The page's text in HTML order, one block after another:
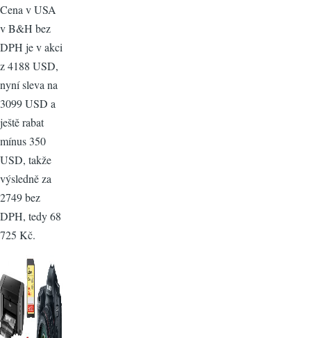
Cena v USA
v B&H bez
DPH je v akci
z 4188 USD,
nyní sleva na
3099 USD a
ještě rabat
mínus 350
USD, takže
výsledně za
2749 bez
DPH, tedy 68
725 Kč.